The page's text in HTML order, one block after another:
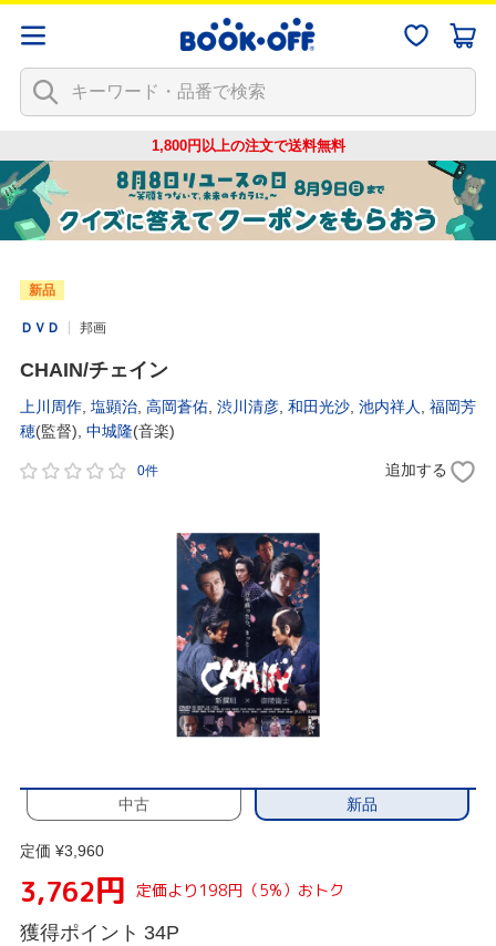
1,800円以上の注文で送料無料
新品
ＤＶＤ 邦画
CHAIN/チェイン
上川周作 塩顕治 高岡蒼佑 渋川清彦 和田光沙 池内祥人
福岡芳
穂(監督), 中城隆(音楽)
0件 追加する
中古 新品
定価 ¥3,960
3,762円 定価より198円（5%）おトク
獲得ポイント 34P